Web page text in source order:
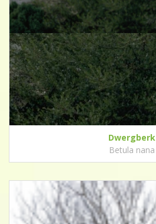
Dwergberk
Betula nana